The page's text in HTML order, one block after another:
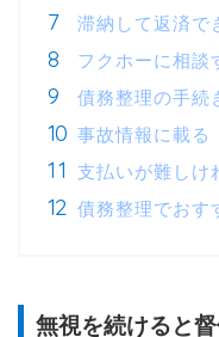
滞納して返済で
フクホーに相談
債務整理の手続
事故情報に載る
支払いが難しけ
債務整理でおす
無視を続けると